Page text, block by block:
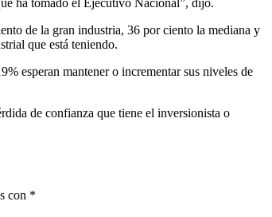
de la gran industria, 36 por ciento la mediana y
que está teniendo.
esperan mantener o incrementar sus niveles de
de confianza que tiene el inversionista o
con *